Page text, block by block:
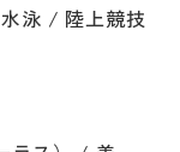
泳 / 陸上競技